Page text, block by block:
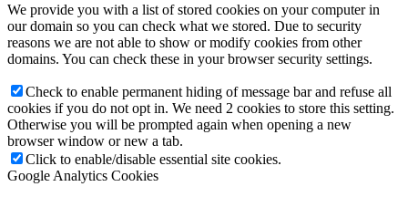
We provide you with a list of stored cookies on your computer in
our domain so you can check what we stored. Due to security
reasons we are not able to show or modify cookies from other
domains. You can check these in your browser security settings.
Check to enable permanent hiding of message bar and refuse all
cookies if you do not opt in. We need 2 cookies to store this setting.
Otherwise you will be prompted again when opening a new
browser window or new a tab.
Click to enable/disable essential site cookies.
Google Analytics Cookies